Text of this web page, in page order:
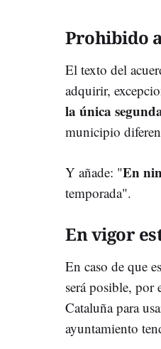
Prohibido
El texto del
adquirir,
la única
municipio
Y añade: "En
temporada".
En vigor
En caso de que
será posible, por
Cataluña para
ayuntamiento